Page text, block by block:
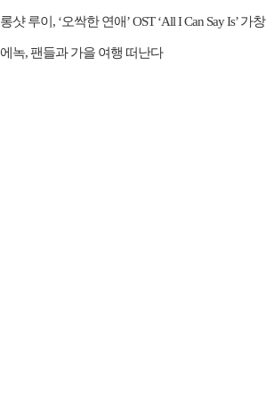
롱샷 루이, ‘오싹한 연애’ OST ‘All I Can Say Is’ 가창
에녹, 팬들과 가을 여행 떠난다